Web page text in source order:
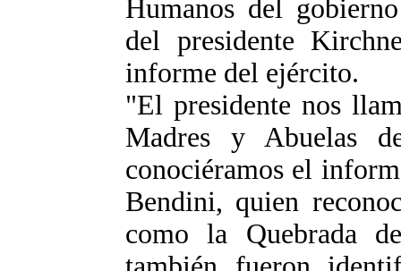
Humanos del
del presidente
informe del ejército.
"El presidente nos
Madres y Abuelas
conociéramos el
Bendini, quien
como la Quebrada